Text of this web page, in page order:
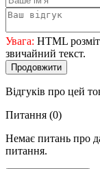
Увага: HTML
звичайний текст.
Продовжити
Відгуків про цей
Питання (0)
Немає питань про
питання.